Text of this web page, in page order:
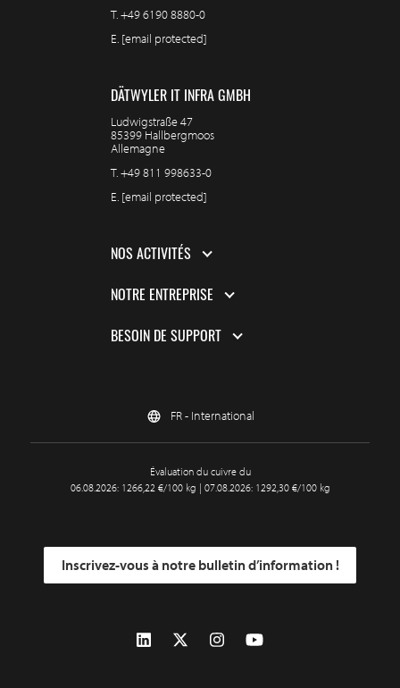
T.+49 6190 8880-0
E. [email protected]
DÄTWYLER IT INFRA GMBH
Ludwigstraße 47
85399 Hallbergmoos
Allemagne
T.+49 811 998633-0
E. [email protected]
NOS ACTIVITÉS
NOTRE ENTREPRISE
BESOIN DE SUPPORT
FR - International
Évaluation du cuivre du
06.08.2026: 1266,22 €/100 kg | 07.08.2026: 1292,30 €/100 kg
Inscrivez-vous à notre bulletin d’information !